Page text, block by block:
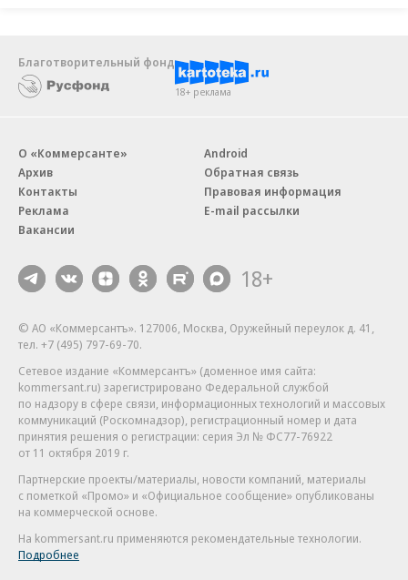
Благотворительный фонд
18+ реклама
О «Коммерсанте»
Архив
Контакты
Реклама
Вакансии
Android
Обратная связь
Правовая информация
E-mail рассылки
18+
© АО «Коммерсантъ». 127006, Москва, Оружейный переулок д. 41,
тел. +7 (495) 797-69-70.
Сетевое издание «Коммерсантъ» (доменное имя сайта:
kommersant.ru) зарегистрировано Федеральной службой
по надзору в сфере связи, информационных технологий и массовых
коммуникаций (Роскомнадзор), регистрационный номер и дата
принятия решения о регистрации: серия Эл № ФС77-76922
от 11 октября 2019 г.
Партнерские проекты/материалы, новости компаний, материалы
с пометкой «Промо» и «Официальное сообщение» опубликованы
на коммерческой основе.
На kommersant.ru применяются рекомендательные технологии.
Подробнее